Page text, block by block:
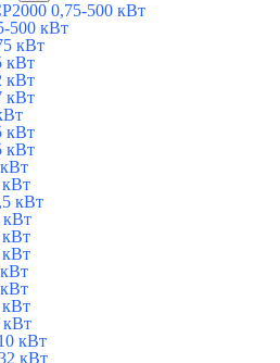
0,75-500 кВт
500 кВт
кВт
кВт
кВт
кВт
кВт
кВт
кВт
кВт
кВт
кВт
кВт